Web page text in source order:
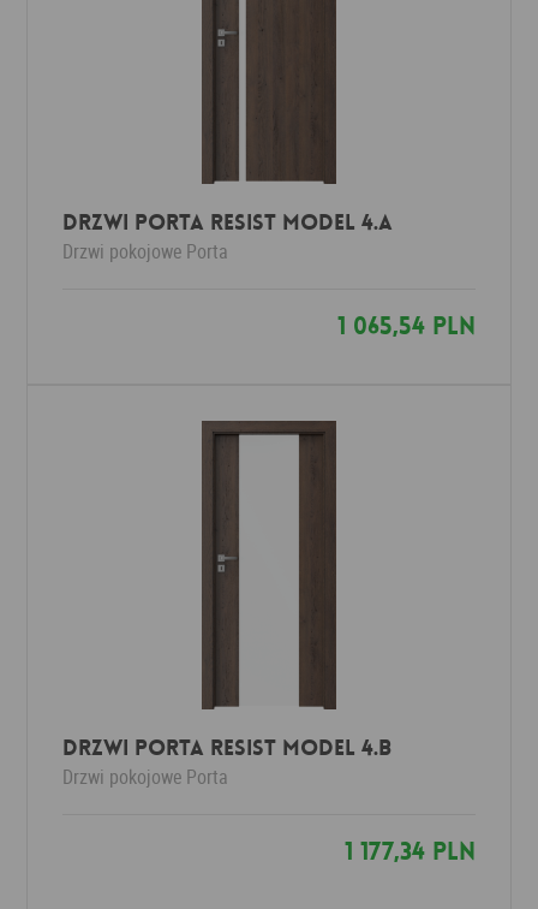
Drzwi Porta Resist Model 4.A
Drzwi pokojowe Porta
1 065,54 PLN
Drzwi Porta Resist Model 4.B
Drzwi pokojowe Porta
1 177,34 PLN